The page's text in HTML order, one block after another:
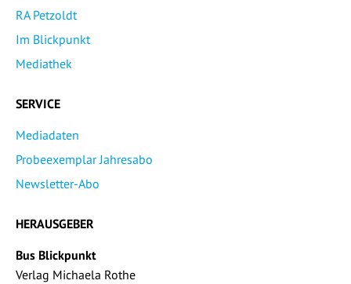
RA Petzoldt
Im Blickpunkt
Mediathek
SERVICE
Mediadaten
Probeexemplar Jahresabo
Newsletter-Abo
HERAUSGEBER
Bus Blickpunkt
Verlag Michaela Rothe